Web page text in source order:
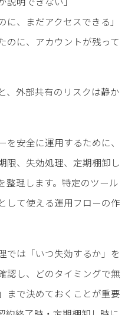
に、まだアクセスできる」
のに、アカウントが残って
、外部共有のリスクは静か
安全に運用するために、
限、失効処理、定期棚卸し
整理します。特定のツール
して使える運用フローの作
では「いつ失効するか」を
認し、どのタイミングで無
まで決めておくことが重要